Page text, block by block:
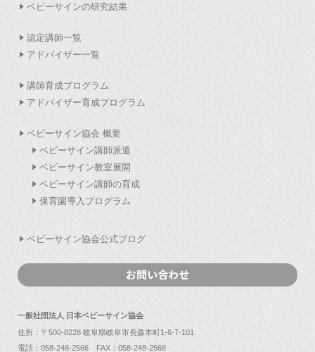
ベビーサインの研究結果
認定講師一覧
アドバイザー一覧
講師育成プログラム
アドバイザー育成プログラム
ベビーサイン協会 概要
ベビーサイン講師派遣
ベビーサイン教室展開
ベビーサイン講師の育成
保育園導入プログラム
ベビーサイン協会公式ブログ
お問い合わせ
一般社団法人 日本ベビーサイン協会
住所：〒500-8228 岐阜県岐阜市長森本町1-6-7-101
電話： 058-248-2566 FAX：058-248-2568